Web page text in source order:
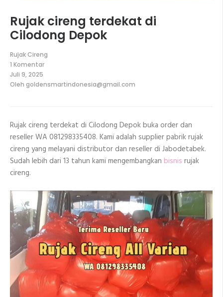
Rujak cireng terdekat di
Cilodong Depok
Rujak Cireng
1 Komentar
pada
Rujak
cireng
Juli 9, 2025
Oleh goldensmartindonesia@gmail.com
Rujak cireng terdekat di Cilodong Depok buka order dan
reseller WA 081298335408. Kami adalah supplier pabrik rujak
cireng yang melayani distributor dan reseller di Jabodetabek.
Sudah lebih dari 13 tahun kami mengembangkan bisnis rujak
cireng.